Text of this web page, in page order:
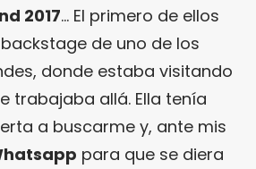
2017… El primero de ellos
de uno de los
donde estaba visitando
trabajaba allá. Ella tenía
a buscarme y, ante mis
para que se diera